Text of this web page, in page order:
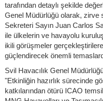
tarafından detaylı şekilde
Genel Müdürlüğü olarak,
Sekreteri Sayın Juan Carlos
ile ülkelerin ve havayolu
ikili görüşmeler
güçlendirecek önemli
Svil Havacılık Genel
"Etkinliğin hazırlık sürecinde
katkılarından ötürü ICAO